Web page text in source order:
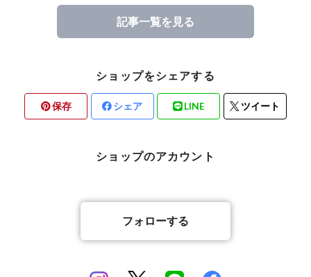
記事一覧を見る
ショップをシェアする
保存 シェア LINE ツイート
ショップのアカウント
フォローする